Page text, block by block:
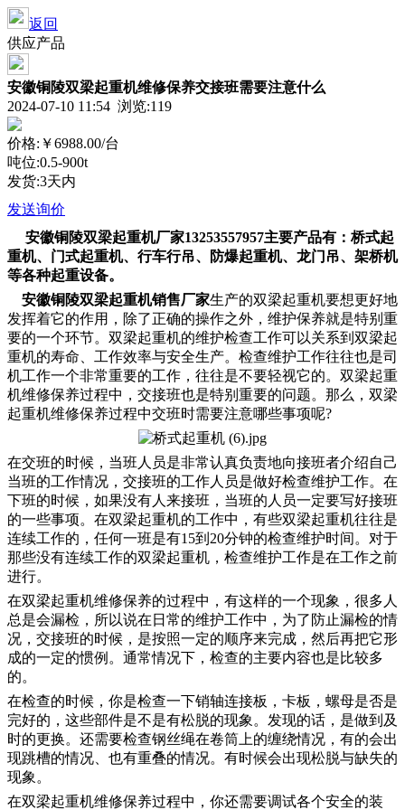
返回
供应产品
安徽铜陵双梁起重机维修保养交接班需要注意什么
2024-07-10 11:54 浏览:119
价格: ￥6988.00/台
吨位:0.5-900t
发货:3天内
发送询价
安徽铜陵双梁起重机厂家13253557957主要产品有：桥式起
重机、门式起重机、行车行吊、防爆起重机、龙门吊、架桥机
等各种起重设备。
安徽铜陵双梁起重机销售厂家生产的双梁起重机要想更好地
发挥着它的作用，除了正确的操作之外，维护保养就是特别重
要的一个环节。双梁起重机的维护检查工作可以关系到双梁起
重机的寿命、工作效率与安全生产。检查维护工作往往也是司
机工作一个非常重要的工作，往往是不要轻视它的。双梁起重
机维修保养过程中，交接班也是特别重要的问题。那么，双梁
起重机维修保养过程中交班时需要注意哪些事项呢?
在交班的时候，当班人员是非常认真负责地向接班者介绍自己
当班的工作情况，交接班的工作人员是做好检查维护工作。在
下班的时候，如果没有人来接班，当班的人员一定要写好接班
的一些事项。在双梁起重机的工作中，有些双梁起重机往往是
连续工作的，任何一班是有15到20分钟的检查维护时间。对于
那些没有连续工作的双梁起重机，检查维护工作是在工作之前
进行。
在双梁起重机维修保养的过程中，有这样的一个现象，很多人
总是会漏检，所以说在日常的维护工作中，为了防止漏检的情
况，交接班的时候，是按照一定的顺序来完成，然后再把它形
成的一定的惯例。通常情况下，检查的主要内容也是比较多
的。
在检查的时候，你是检查一下销轴连接板，卡板，螺母是否是
完好的，这些部件是不是有松脱的现象。发现的话，是做到及
时的更换。还需要检查钢丝绳在卷筒上的缠绕情况，有的会出
现跳槽的情况、也有重叠的情况。有时候会出现松脱与缺失的
现象。
在双梁起重机维修保养过程中，你还需要调试各个安全的装